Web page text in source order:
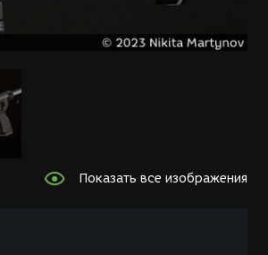
Показать все изображения